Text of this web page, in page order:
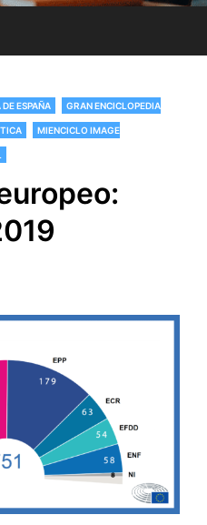
ESPAÑA GRAN ENCICLOPEDIA
MIENCICLO IMAGE